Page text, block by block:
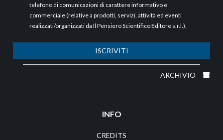
telefono di comunicazioni di carattere informativo e
commerciale (relative a prodotti, servizi, attività ed eventi
realizzati/organizzati da Il Pensiero Scientifico Editore s.r.l.).
ISCRIVITI
ARCHIVIO
INFO
CREDITS